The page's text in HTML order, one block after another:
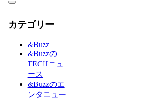
カテゴリー
&Buzz
&Buzzの
TECHニュ
ース
&Buzzのエ
ンタニュー